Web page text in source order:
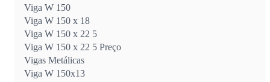
Viga W 150
Viga W 150 x 18
Viga W 150 x 22 5
Viga W 150 x 22 5 Preço
Vigas Metálicas
Viga W 150x13